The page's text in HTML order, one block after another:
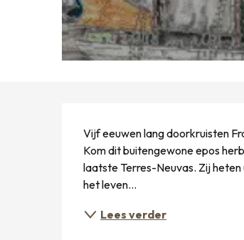
Vijf eeuwen lang doorkruisten
Kom dit buitengewone epos
laatste Terres-Neuvas. Zij
het leven...
Lees verder